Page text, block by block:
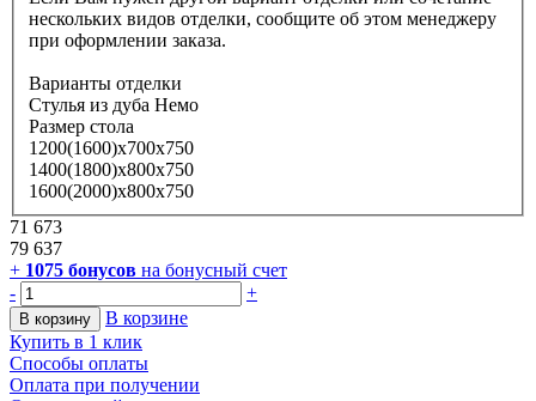
нескольких видов отделки, сообщите об этом менеджеру
при оформлении заказа.
Варианты отделки
Стулья из дуба Немо
Размер стола
1200(1600)х700х750
1400(1800)х800х750
1600(2000)х800х750
71 673
79 637
+ 1075 бонусов на бонусный счет
-
+
В корзину
В корзине
Купить в 1 клик
Способы оплаты
Оплата при получении